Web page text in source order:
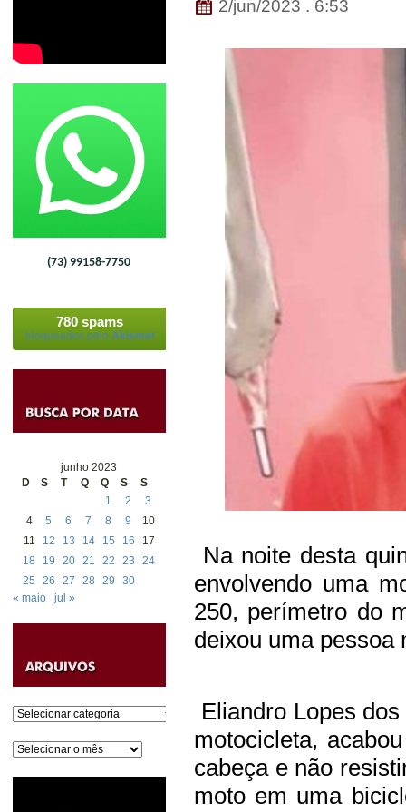
(73) 99158-7750
780 spams
bloqueados pelo Akismet
junho 2023
D
S T Q Q S
S
1
2
3
4
5 6 7 8 9
10
11
12 13 14 15 16
17
18
19 20 21 22 23
24
25
26 27 28 29
30
« maio
jul »
Categorias
Arquivos
2/jun/2023 . 6:53
Na noite desta
envolvendo uma
250, perímetro do
deixou uma pessoa
Eliandro Lopes
motocicleta,
cabeça e não
moto em uma